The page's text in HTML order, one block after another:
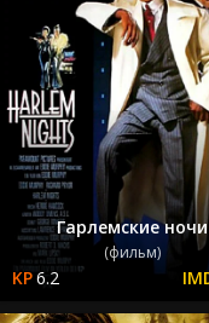
Гарлемские ночи
(фильм)
6.2